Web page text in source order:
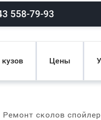
558-79-93
Цены
Ремонт сколов